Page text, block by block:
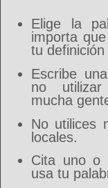
Elige la
importa
tu
Escribe
no utilizar
mucha
No utilices
locales.
Cita uno o
usa tu